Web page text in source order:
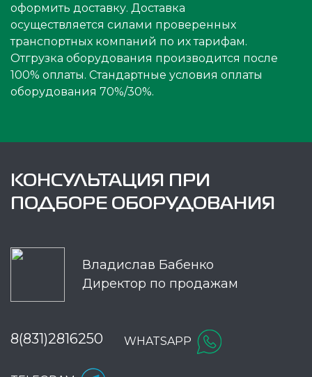
оформить доставку. Доставка
осуществляется силами проверенных
транспортных компаний по их тарифам.
Отгрузка оборудования производится после
100% оплаты. Стандартные условия оплаты
оборудования 70%/30%.
КОНСУЛЬТАЦИЯ ПРИ
ПОДБОРЕ ОБОРУДОВАНИЯ
Владислав Бабенко
Директор по продажам
8(831)2816250 WHATSAPP